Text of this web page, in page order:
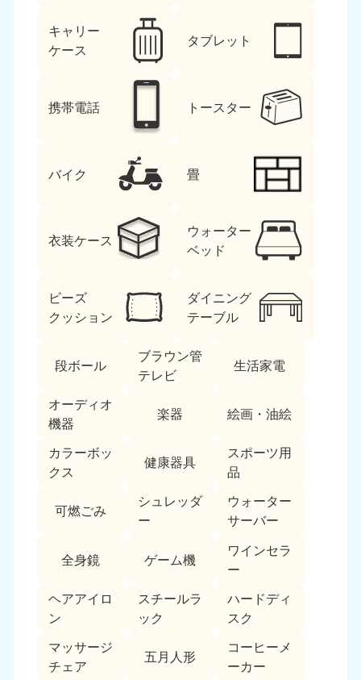
キャリー
ケース
タブレット
携帯電話 トースター
バイク 畳
衣装ケース
ウォーター
ベッド
ビーズ
クッション
ダイニング
テーブル
段ボール
ブラウン管
テレビ
生活家電
オーディオ
機器
楽器 絵画・油絵
カラーボッ
クス
健康器具
スポーツ用
品
可燃ごみ
シュレッダ
ー
ウォーター
サーバー
全身鏡 ゲーム機
ワインセラ
ー
ヘアアイロ
ン
スチールラ
ック
ハードディ
スク
マッサージ
チェア
五月人形
コーヒーメ
ーカー
北海道・東北
050-1881-5277
9:00〜19:00 年中無休
050-1881-5276
9:00〜19:00 年中無休
岩手県
9:00〜19:00 年中無休 9:00〜19:00 年中無休
050-1881-5273
9:00〜19:00 年中無休
050-1881-5272
9:00〜19:00 年中無休